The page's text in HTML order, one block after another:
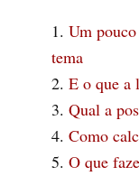
Um
tema
E o que a
Qual a
Como
O que